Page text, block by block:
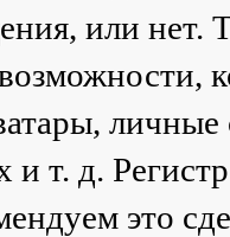
или нет.
и т. д.
это